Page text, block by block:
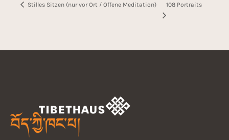
Stilles Sitzen (nur vor Ort / Offene Meditation) 108 Portraits